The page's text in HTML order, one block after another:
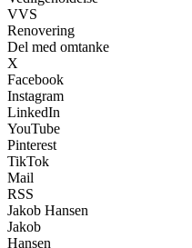
VVS
Renovering
Del med omtanke
X
Facebook
Instagram
LinkedIn
YouTube
Pinterest
TikTok
Mail
RSS
Jakob Hansen
Jakob
Hansen